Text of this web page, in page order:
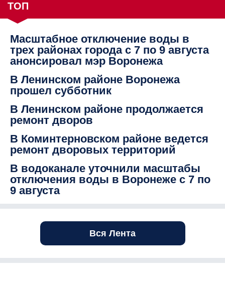
ТОП
Масштабное отключение воды в
трех районах города с 7 по 9 августа
анонсировал мэр Воронежа
В Ленинском районе Воронежа
прошел субботник
В Ленинском районе продолжается
ремонт дворов
В Коминтерновском районе ведется
ремонт дворовых территорий
В водоканале уточнили масштабы
отключения воды в Воронеже с 7 по
9 августа
Вся Лента